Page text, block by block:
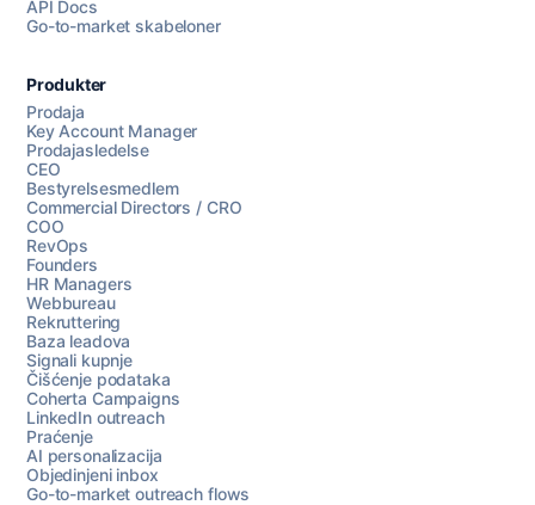
API Docs
Go-to-market skabeloner
Produkter
Prodaja
Key Account Manager
Prodajasledelse
CEO
Bestyrelsesmedlem
Commercial Directors / CRO
COO
RevOps
Founders
HR Managers
Webbureau
Rekruttering
Baza leadova
Signali kupnje
Čišćenje podataka
Coherta Campaigns
LinkedIn outreach
Praćenje
AI personalizacija
Objedinjeni inbox
Go-to-market outreach flows